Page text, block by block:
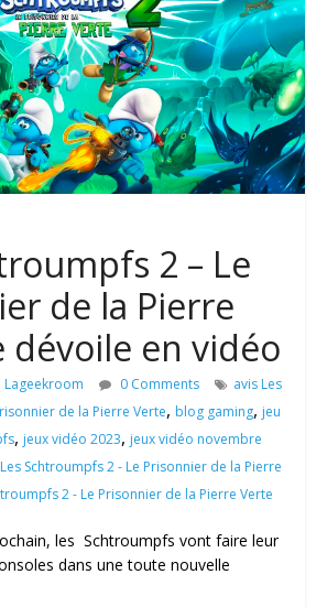
2 – Le
de la Pierre
dévoile en vidéo
Lageekroom 0 Comments
avis Les
de la Pierre Verte, blog gaming, jeu
, jeux vidéo 2023, jeux vidéo novembre
Les Schtroumpfs 2 - Le Prisonnier de la Pierre
2 - Le Prisonnier de la Pierre Verte
les Schtroumpfs vont faire leur
dans une toute nouvelle